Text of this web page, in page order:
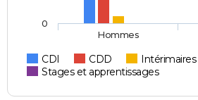
CDI CDD Intérimaires
Stages et apprentissages
Hommes
0